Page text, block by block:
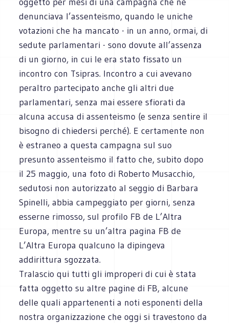
denunciava l’assenteismo, quando le uniche
votazioni che ha mancato - in un anno, ormai, di
sedute parlamentari - sono dovute all’assenza
di un giorno, in cui le era stato fissato un
incontro con Tsipras. Incontro a cui avevano
peraltro partecipato anche gli altri due
parlamentari, senza mai essere sfiorati da
alcuna accusa di assenteismo (e senza sentire il
bisogno di chiedersi perché). E certamente non
è estraneo a questa campagna sul suo
presunto assenteismo il fatto che, subito dopo
il 25 maggio, una foto di Roberto Musacchio,
sedutosi non autorizzato al seggio di Barbara
Spinelli, abbia campeggiato per giorni, senza
esserne rimosso, sul profilo FB de L’Altra
Europa, mentre su un’altra pagina FB de
L’Altra Europa qualcuno la dipingeva
addirittura sgozzata.
Tralascio qui tutti gli improperi di cui è stata
fatta oggetto su altre pagine di FB, alcune
delle quali appartenenti a noti esponenti della
nostra organizzazione che oggi si travestono da